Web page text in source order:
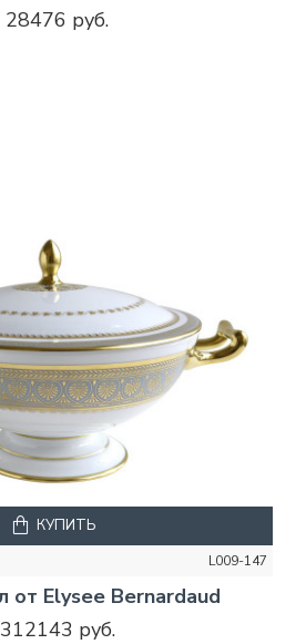
28476 руб.
L009-147
от Elysee Bernardaud
312143 руб.
КУПИТЬ